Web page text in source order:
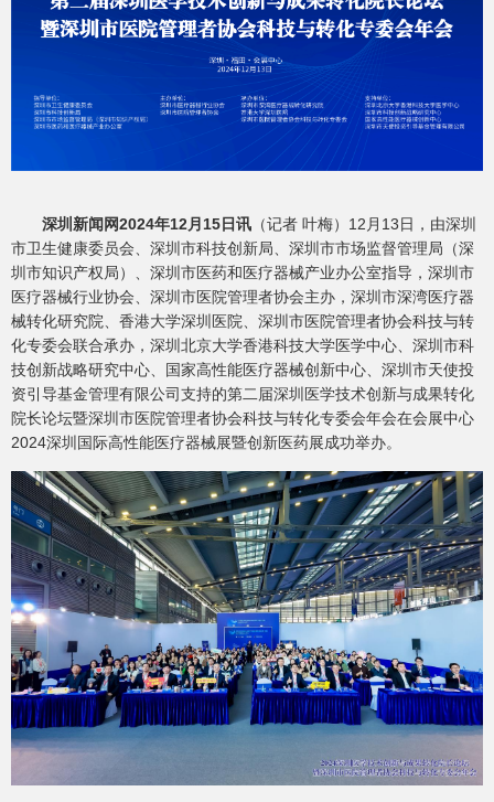
深圳新闻网2024年12月15日讯 （记者 叶梅）12月13日，由深圳
市卫生健康委员会、深圳市科技创新局、深圳市市场监督管理局（深
圳市知识产权局）、深圳市医药和医疗器械产业办公室指导，深圳市
医疗器械行业协会、深圳市医院管理者协会主办，深圳市深湾医疗器
械转化研究院、香港大学深圳医院、深圳市医院管理者协会科技与转
化专委会联合承办，深圳北京大学香港科技大学医学中心、深圳市科
技创新战略研究中心、国家高性能医疗器械创新中心、深圳市天使投
资引导基金管理有限公司支持的第二届深圳医学技术创新与成果转化
院长论坛暨深圳市医院管理者协会科技与转化专委会年会在会展中心
2024深圳国际高性能医疗器械展暨创新医药展成功举办。